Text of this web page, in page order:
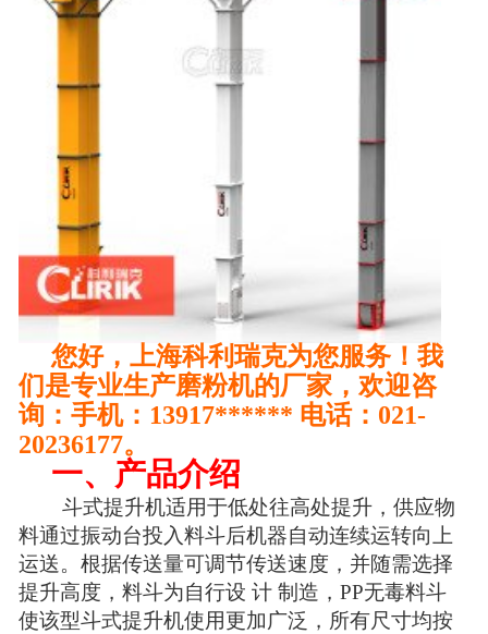
您好，上海科利瑞克为您服务！我
们是专业生产磨粉机的厂家，欢迎咨
询：手机：13917****** 电话：021-
20236177。
一、产品介绍
斗式提升机适用于低处往高处提升，供应物
料通过振动台投入料斗后机器自动连续运转向上
运送。根据传送量可调节传送速度，并随需选择
提升高度，料斗为自行设 计 制造，PP无毒料斗
使该型斗式提升机使用更加广泛，所有尺寸均按